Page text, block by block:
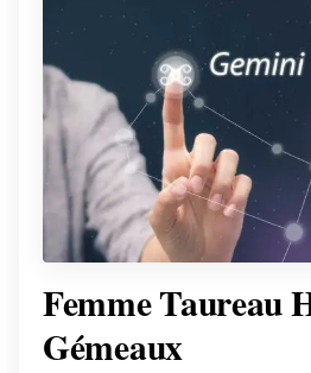
Femme Taureau
Gémeaux